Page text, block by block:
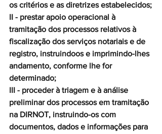
os critérios e as diretrizes estabelecidos;
II - prestar apoio operacional à
tramitação dos processos relativos à
fiscalização dos serviços notariais e de
registro, instruindoos e imprimindo-lhes
andamento, conforme lhe for
determinado;
III - proceder à triagem e à análise
preliminar dos processos em tramitação
na DIRNOT, instruindo-os com
documentos, dados e informações para